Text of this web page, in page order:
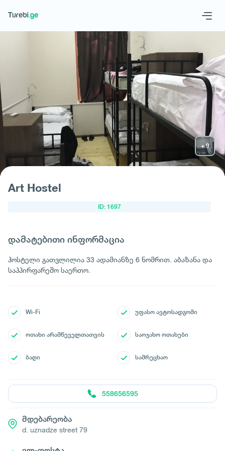
Geo Eng
მოითხოვე სასტუმრო
Art Hostel
ID: 1697
დამატებითი ინფორმაცია
ჰოსტელი გათვლილია 33 ადამიანზე 6 ნომრით. აბაზანა და
საპპირფარეშო საერთო.
Wi-Fi უფასო ავტოსადგომი
ოთახი არამწეველთათვის საოჯახო ოთახები
ბაღი სამრეცხაო
558656595
მდებარეობა
d. uznadze street 79